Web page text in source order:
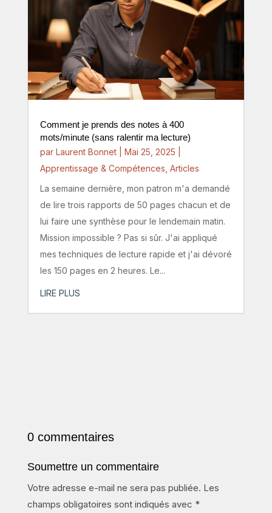
Comment je prends des notes à 400
mots/minute (sans ralentir ma lecture)
par Laurent Bonnet| Mai 25, 2025
Apprentissage & Compétences Articles
La semaine dernière, mon patron m'a demandé
de lire trois rapports de 50 pages chacun et de
lui faire une synthèse pour le lendemain matin.
Mission impossible ? Pas si sûr. J'ai appliqué
mes techniques de lecture rapide et j'ai dévoré
les 150 pages en 2 heures. Le...
LIRE PLUS
0 commentaires
Soumettre un commentaire
Votre adresse e-mail ne sera pas publiée. Les
champs obligatoires sont indiqués avec *